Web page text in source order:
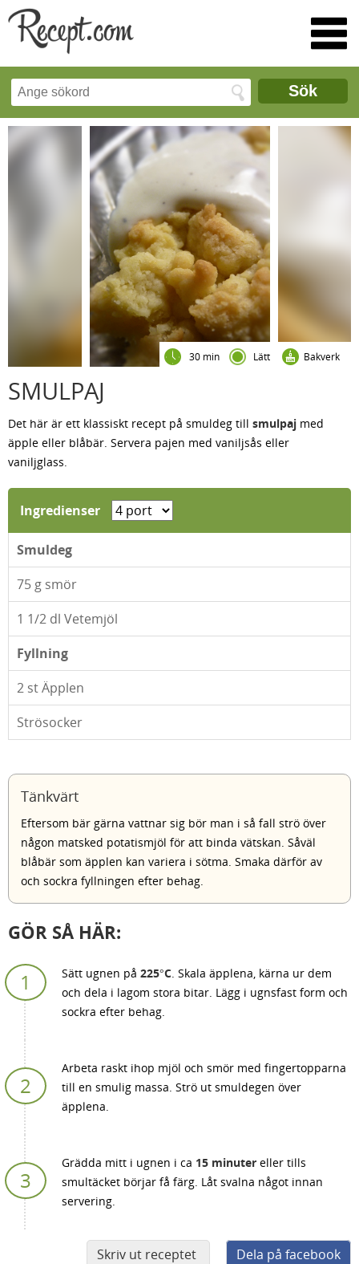
Sök
30 min Lätt Bakverk
SMULPAJ
Det här är ett klassiskt recept på smuldeg till smulpaj med
äpple eller blåbär. Servera pajen med vaniljsås eller
vaniljglass.
Ingredienser
Smuldeg
75 g smör
1 1/2 dl Vetemjöl
Fyllning
2 st Äpplen
Strösocker
Tänkvärt
Eftersom bär gärna vattnar sig bör man i så fall strö över
någon matsked potatismjöl för att binda vätskan. Såväl
blåbär som äpplen kan variera i sötma. Smaka därför av
och sockra fyllningen efter behag.
GÖR SÅ HÄR:
Sätt ugnen på 225°C. Skala äpplena, kärna ur dem
och dela i lagom stora bitar. Lägg i ugnsfast form och
sockra efter behag.
Arbeta raskt ihop mjöl och smör med fingertopparna
till en smulig massa. Strö ut smuldegen över
äpplena.
Grädda mitt i ugnen i ca 15 minuter eller tills
smultäcket börjar få färg. Låt svalna något innan
servering.
Skriv ut receptet Dela på facebook